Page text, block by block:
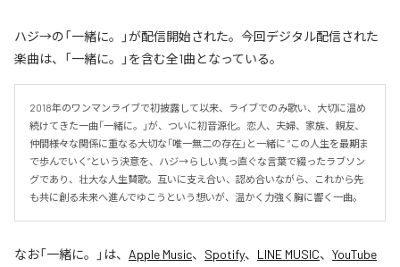
ハジ→の「一緒に。」が配信開始された。今回デジタル配信された
楽曲は、「一緒に。」を含む全1曲となっている。
2018年のワンマンライブで初披露して以来、ライブでのみ歌い、大切に温め
続けてきた一曲「一緒に。」が、ついに初音源化。恋人、夫婦、家族、親友、
仲間――様々な関係に重なる大切な「唯一無二の存在」と一緒に “この人生を最期ま
で歩んでいく”という決意を、ハジ→らしい真っ直ぐな言葉で綴ったラブソン
グであり、壮大な人生賛歌。互いに支え合い、認め合いながら、これから先
も共に創る未来へ進んでゆこうという想いが、温かく力強く胸に響く一曲。
なお「一緒に。 」は、 Apple Music、 Spotify、 LINE MUSIC、 YouTube